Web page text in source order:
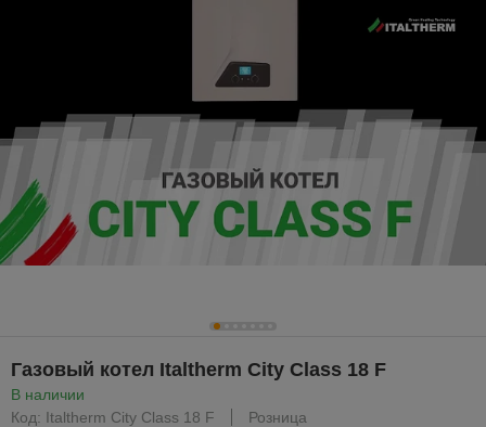
Газовый котел Italtherm City Class 18 F
В наличии
Код: Italtherm City Class 18 F
Розница